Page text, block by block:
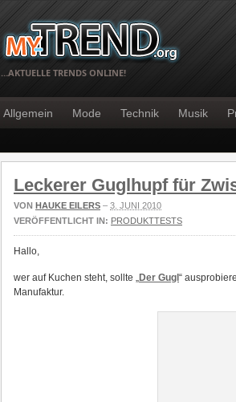
…AKTUELLE TRENDS ONLINE!
Allgemein Mode Technik Musik
Leckerer Guglhupf für
VON HAUKE EILERS – 3. JUNI 2010
VERÖFFENTLICHT IN: PRODUKTTESTS
Hallo,
wer auf Kuchen steht, sollte „Der Gugl “
Manufaktur.